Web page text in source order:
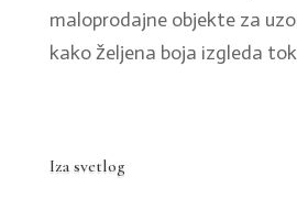
maloprodajne objekte za
kako željena boja izgleda
Iza svetlog